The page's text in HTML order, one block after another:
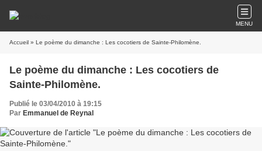
MENU
Accueil » Le poème du dimanche : Les cocotiers de Sainte-Philomène.
Le poème du dimanche : Les cocotiers de
Sainte-Philomène.
Publié le 03/04/2010 à 19:15
Par Emmanuel de Reynal